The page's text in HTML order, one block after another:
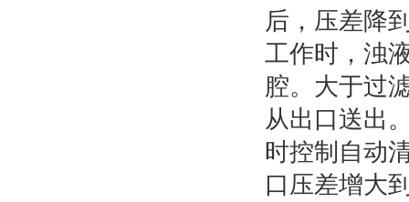
后，压差降
工作时，浊
腔。大于过
从出口送出
时控制自动
口压差增大